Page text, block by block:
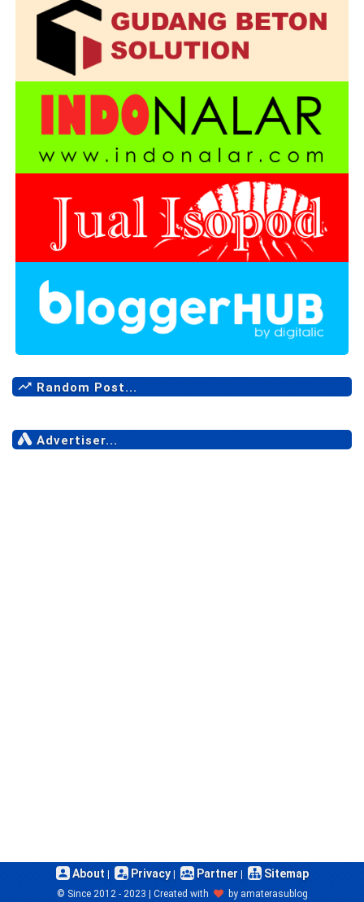
Random Post...
Advertiser...
About Privacy Partner Sitemap
© Since 2012 - 2023 | Created with by amaterasublog